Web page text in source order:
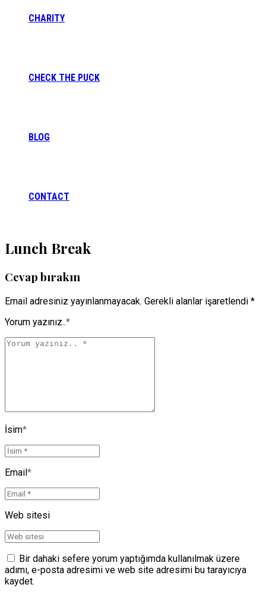
CHARITY
CHECK THE PUCK
BLOG
CONTACT
Lunch Break
Cevap bırakın
Email adresiniz yayınlanmayacak. Gerekli alanlar işaretlendi *
Yorum yazınız..*
İsim*
Email*
Web sitesi
Bir dahaki sefere yorum yaptığımda kullanılmak üzere
adımı, e-posta adresimi ve web site adresimi bu tarayıcıya
kaydet.